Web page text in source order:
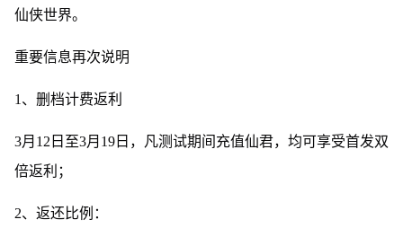
仙侠世界。
重要信息再次说明
1、删档计费返利
3月12日至3月19日，凡测试期间充值仙君，均可享受首发双
倍返利；
2、返还比例：